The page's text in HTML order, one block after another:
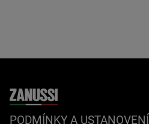
PODMÍNKY A USTANOVENÍ